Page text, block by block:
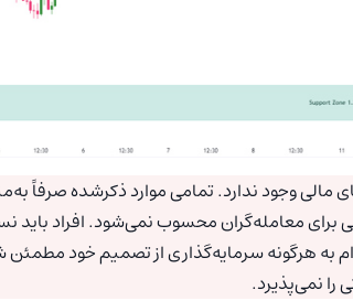
مالی وجود ندارد. تمامی موارد ذکرشده صرفاً
برای معامله‌گران محسوب نمی‌شود. افراد باید
به هرگونه سرمایه‌گذاری از تصمیم خود مطمئن
نمی‌پذیرد.